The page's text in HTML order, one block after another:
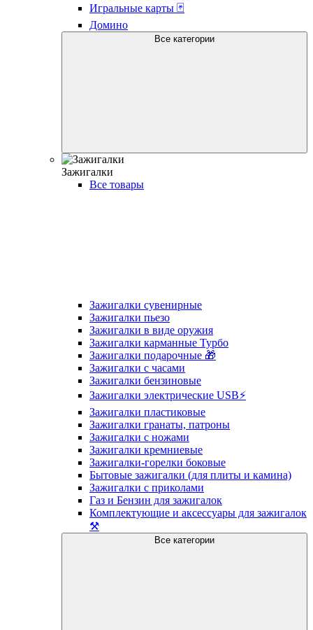
Игральные карты 🃏
Домино
Все категории
Зажигалки
Все товары
Зажигалки сувенирные
Зажигалки пьезо
Зажигалки в виде оружия
Зажигалки карманные Турбо
Зажигалки подарочные 🎁
Зажигалки с часами
Зажигалки бензиновые
Зажигалки электрические USB⚡️
Зажигалки пластиковые
Зажигалки гранаты, патроны
Зажигалки с ножами
Зажигалки кремниевые
Зажигалки-горелки боковые
Бытовые зажигалки (для плиты и камина)
Зажигалки с приколами
Газ и Бензин для зажигалок
Комплектующие и аксессуары для зажигалок
⚒️
Все категории